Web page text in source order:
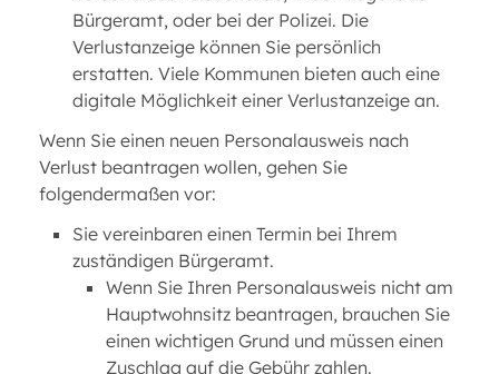
Bürgeramt, oder bei der Polizei. Die
Verlustanzeige können Sie persönlich
erstatten. Viele Kommunen bieten auch eine
digitale Möglichkeit einer Verlustanzeige an.
Wenn Sie einen neuen Personalausweis nach
Verlust beantragen wollen, gehen Sie
folgendermaßen vor:
Sie vereinbaren einen Termin bei Ihrem
zuständigen Bürgeramt.
Wenn Sie Ihren Personalausweis nicht am
Hauptwohnsitz beantragen, brauchen Sie
einen wichtigen Grund und müssen einen
Zuschlag auf die Gebühr zahlen.